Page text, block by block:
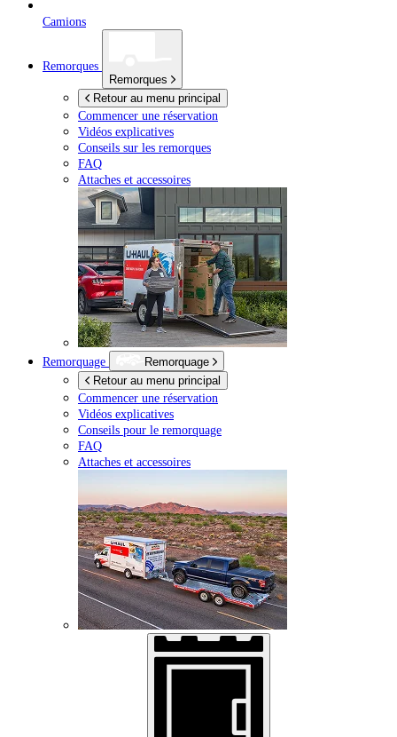
Camions
Remorques
Remorques
Retour au menu principal
Commencer une réservation
Vidéos explicatives
Conseils sur les remorques
FAQ
Attaches et accessoires
Remorquage
Remorquage
Retour au menu principal
Commencer une réservation
Vidéos explicatives
Conseils pour le remorquage
FAQ
Attaches et accessoires